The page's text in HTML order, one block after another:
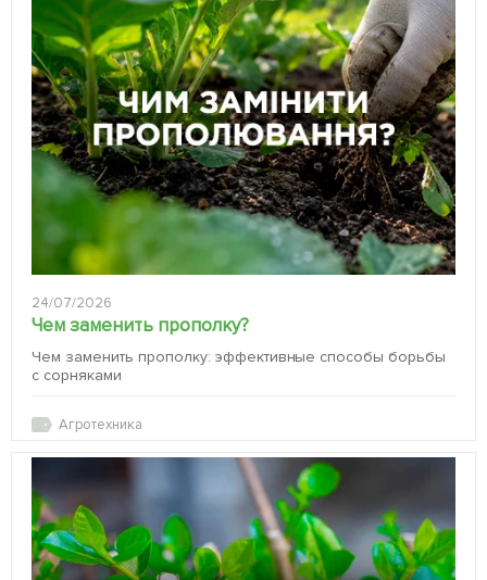
24/07/2026
Чем заменить прополку?
Чем заменить прополку: эффективные способы борьбы
с сорняками
Агротехника